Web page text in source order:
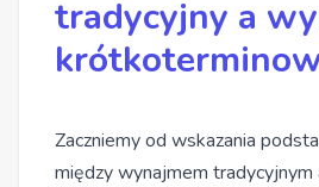
tradycyjny a
Zaczniemy od wskazania
między wynajmem tradycyjnym